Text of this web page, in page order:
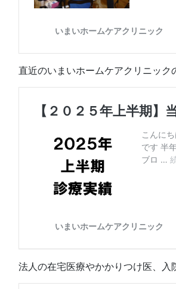
直近のいまいホームケアクリニッ
法人の在宅医療やかかりつけ医、